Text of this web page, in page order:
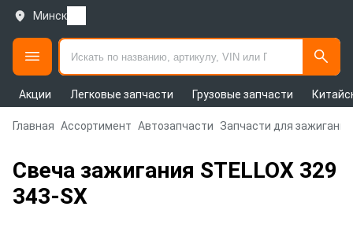
Минск
Акции Легковые запчасти Грузовые запчасти
Главная Ассортимент Автозапчасти Запчасти для
Свеча зажигания STELLOX 329
343-SX